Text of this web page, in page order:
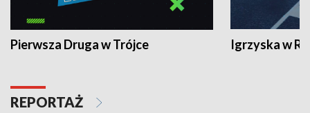
Pierwsza Druga w Trójce Igrzyska w
REPORTAŻ